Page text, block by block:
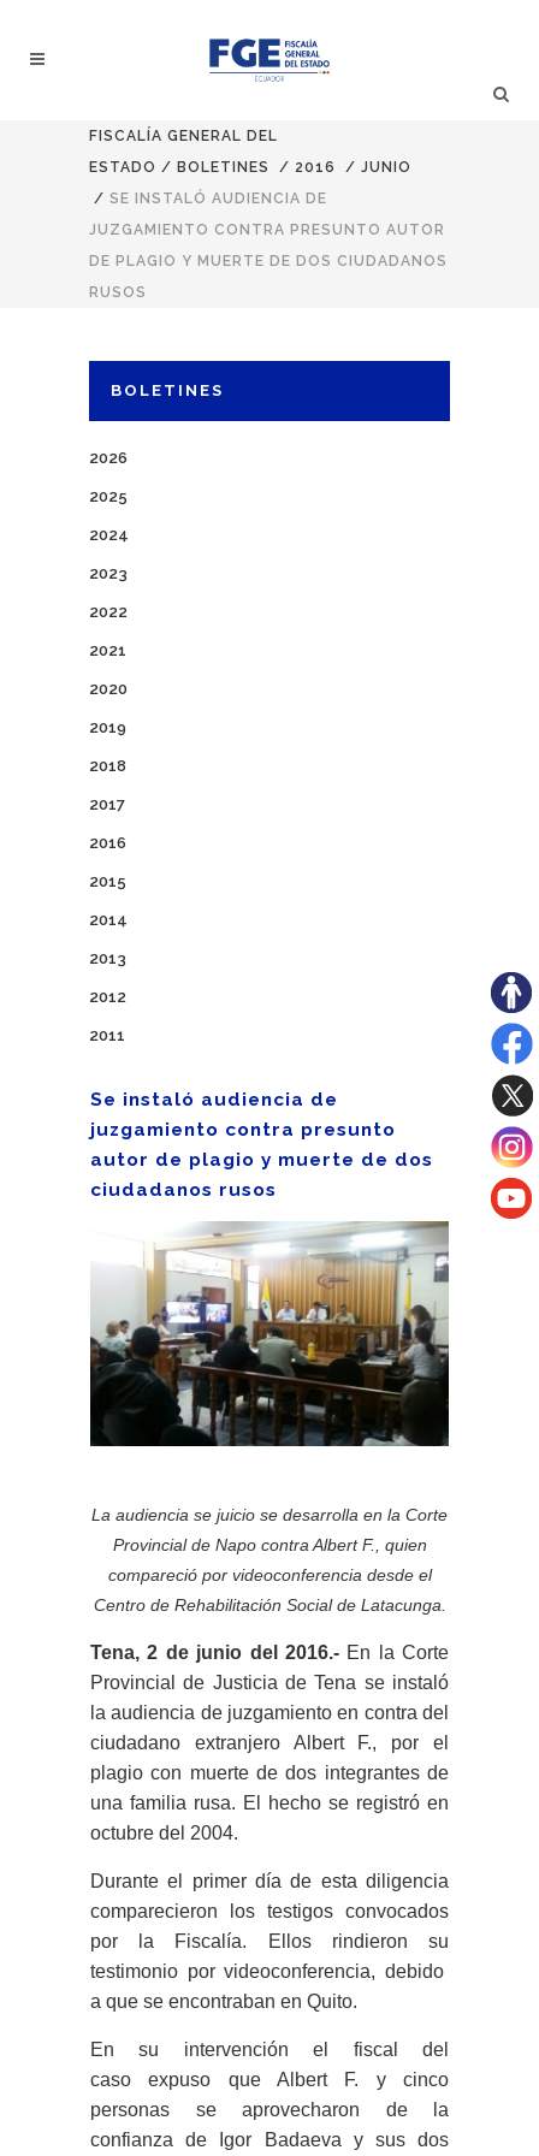
FISCALÍA GENERAL DEL
ESTADO / BOLETINES / 2016 / JUNIO
/ SE INSTALÓ AUDIENCIA DE
JUZGAMIENTO CONTRA PRESUNTO AUTOR
DE PLAGIO Y MUERTE DE DOS CIUDADANOS
RUSOS
BOLETINES
2026
2025
2024
2023
2022
2021
2020
2019
2018
2017
2016
2015
2014
2013
2012
2011
Se instaló audiencia de
juzgamiento contra presunto
autor de plagio y muerte de dos
ciudadanos rusos
La audiencia se juicio se desarrolla en la Corte
Provincial de Napo contra Albert F., quien
compareció por videoconferencia desde el
Centro de Rehabilitación Social de Latacunga.
Tena, 2 de junio del 2016.-En la Corte
Provincial de Justicia de Tena se instaló
la audiencia de juzgamiento en contra del
ciudadano extranjero Albert F., por el
plagio con muerte de dos integrantes de
una familia rusa. El hecho se registró en
octubre del 2004.
Durante el primer día de esta diligencia
comparecieron los testigos convocados
por la Fiscalía. Ellos rindieron su
testimonio por videoconferencia, debido
a que se encontraban en Quito.
En su intervención el fiscal del
caso expuso que Albert F. y cinco
personas se aprovecharon de la
confianza de Igor Badaeva y sus dos